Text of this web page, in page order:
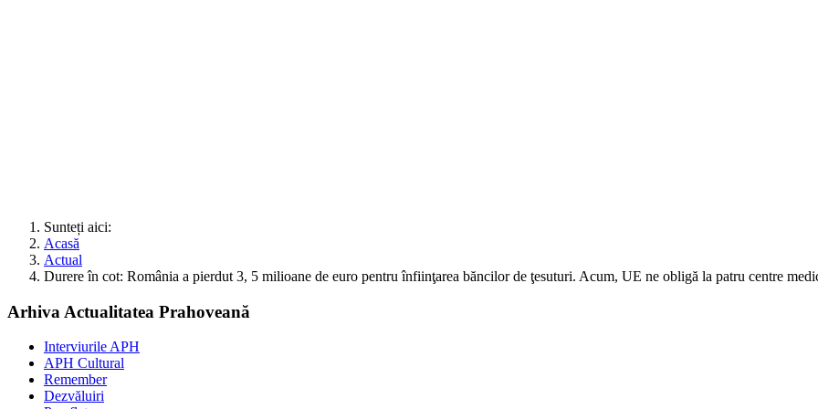
Sunteți aici:
Acasă
Actual
Durere în cot: România a pierdut 3, 5 milioane de euro pentru înfiinţarea băncilor de ţesuturi. Acum, UE ne obligă la patru centre
Arhiva Actualitatea Prahoveană
Interviurile APH
APH Cultural
Remember
Dezvăluiri